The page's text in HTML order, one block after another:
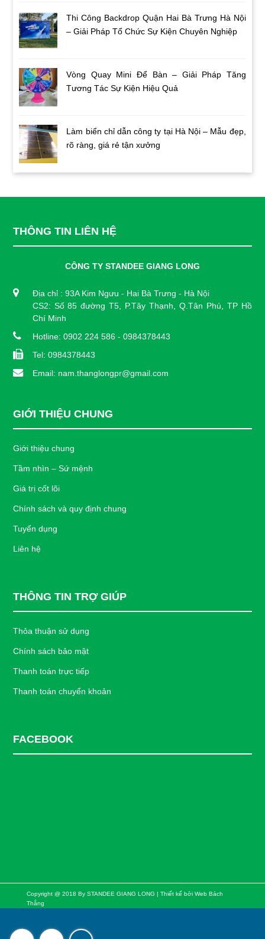
Thi Công Backdrop Quận Hai Bà Trưng Hà Nội
– Giải Pháp Tổ Chức Sự Kiện Chuyên Nghiệp
Vòng Quay Mini Để Bàn – Giải Pháp Tăng
Tương Tác Sự Kiện Hiệu Quả
Làm biển chỉ dẫn công ty tại Hà Nội – Mẫu đẹp,
rõ ràng, giá rẻ tận xưởng
THÔNG TIN LIÊN HỆ
CÔNG TY STANDEE GIANG LONG
Địa chỉ : 93A Kim Ngưu - Hai Bà Trưng - Hà Nội
CS2: Số 85 đường T5, P.Tây Thạnh, Q.Tân Phú, TP Hồ
Chí Minh
Hotline: 0902 224 586 - 0984378443
Tel: 0984378443
Email: nam.thanglongpr@gmail.com
GIỚI THIỆU CHUNG
Giới thiệu chung
Tầm nhìn – Sứ mệnh
Giá trị cốt lõi
Chính sách và quy định chung
Tuyển dụng
Liên hệ
THÔNG TIN TRỢ GIÚP
Thỏa thuận sử dụng
Chính sách bảo mật
Thanh toán trực tiếp
Thanh toán chuyển khoản
FACEBOOK
Copyright @ 2018 By STANDEE GIANG LONG | Thiết kế bởi Web Bách
Thắng